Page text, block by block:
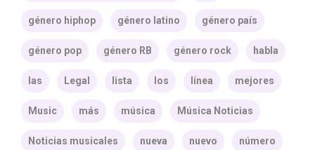
género hiphop género latino género país
género pop género RB género rock habla
las Legal lista los línea mejores
Music más música Música Noticias
Noticias musicales nueva nuevo número